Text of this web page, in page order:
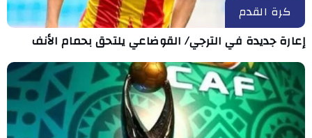
كرة القدم
إعارة جديدة في الترجي/ القوضاعي يلتحق بحمام الأنف